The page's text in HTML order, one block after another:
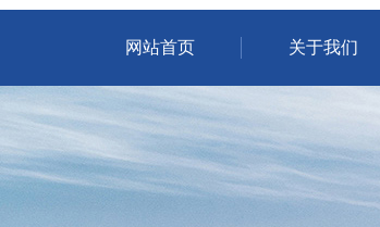
网站首页 关于我们